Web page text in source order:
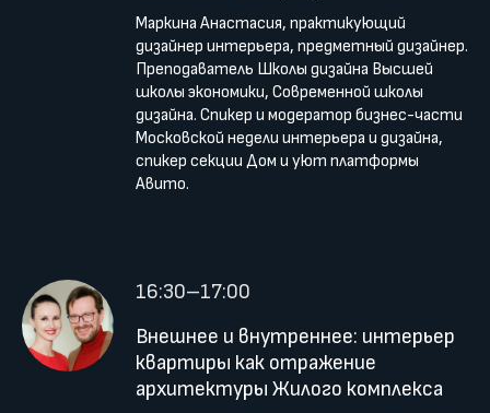
Маркина Анастасия, практикующий
дизайнер интерьера, предметный дизайнер.
Преподаватель Школы дизайна Высшей
школы экономики, Современной школы
дизайна. Спикер и модератор бизнес-части
Московской недели интерьера и дизайна,
спикер секции Дом и уют платформы
Авито.
16:30–17:00
Внешнее и внутреннее: интерьер
квартиры как отражение
архитектуры Жилого комплекса